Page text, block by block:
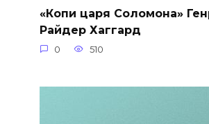
«Копи царя Соломона»
Райдер Хаггард
0 510